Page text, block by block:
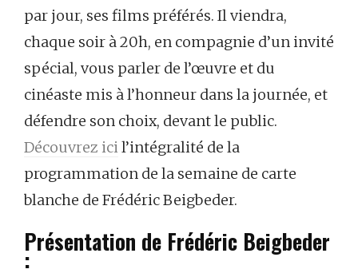
par jour, ses films préférés. Il viendra,
chaque soir à 20h, en compagnie d’un invité
spécial, vous parler de l’œuvre et du
cinéaste mis à l’honneur dans la journée, et
défendre son choix, devant le public.
Découvrez icil’intégralité de la
programmation de la semaine de carte
blanche de Frédéric Beigbeder.
Présentation de Frédéric Beigbeder
: